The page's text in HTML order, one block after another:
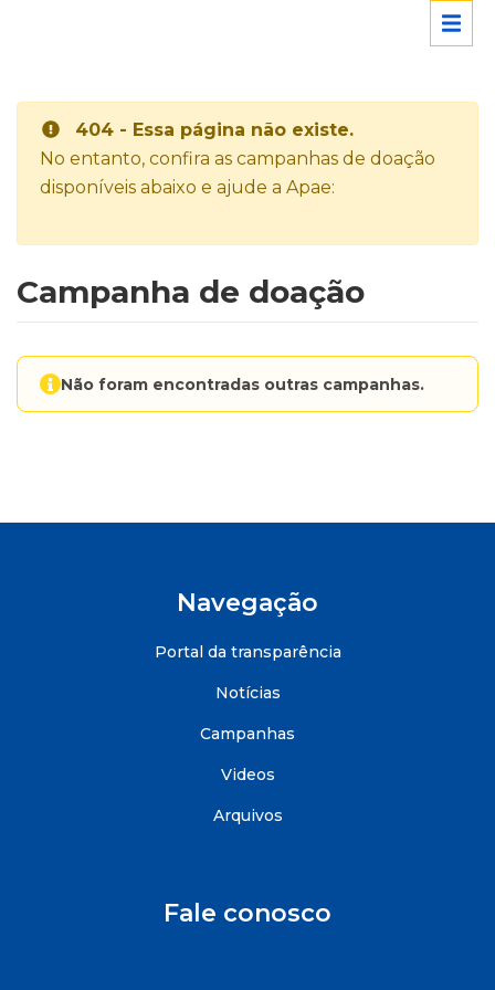
404 - Essa página não existe.
No entanto, confira as campanhas de doação
disponíveis abaixo e ajude a Apae:
Campanha de doação
Não foram encontradas outras campanhas.
Navegação
Portal da transparência
Notícias
Campanhas
Videos
Arquivos
Fale conosco